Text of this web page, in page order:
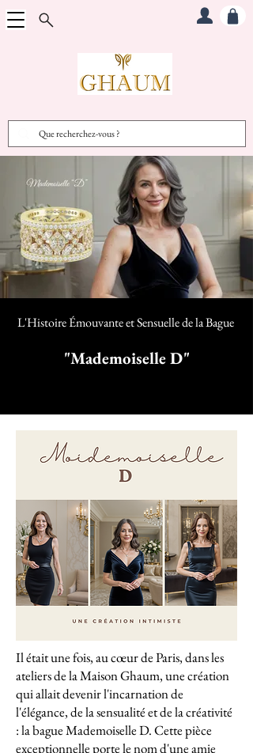
L'Histoire Émouvante et Sensuelle de la Bague
"Mademoiselle D"
Il était une fois, au cœur de Paris, dans les
ateliers de la Maison Ghaum, une création
qui allait devenir l'incarnation de
l'élégance, de la sensualité et de la créativité
: la bague Mademoiselle D. Cette pièce
exceptionnelle porte le nom d'une amie